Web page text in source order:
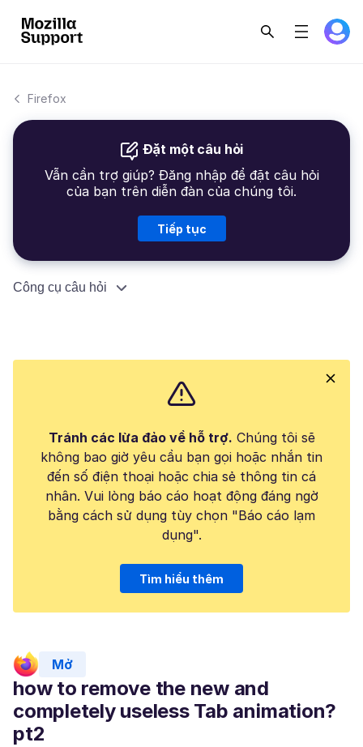
Firefox
Đặt một câu hỏi
Vẫn cần trợ giúp? Đăng nhập để đặt câu hỏi
của bạn trên diễn đàn của chúng tôi.
Tiếp tục
Công cụ câu hỏi
Tránh các lừa đảo về hỗ trợ. Chúng tôi sẽ
không bao giờ yêu cầu bạn gọi hoặc nhắn tin
đến số điện thoại hoặc chia sẻ thông tin cá
nhân. Vui lòng báo cáo hoạt động đáng ngờ
bằng cách sử dụng tùy chọn "Báo cáo lạm
dụng".
Tìm hiểu thêm
Mở
how to remove the new and
completely useless Tab animation?
pt2